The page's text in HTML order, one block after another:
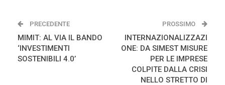
PRECEDENTE
MIMIT: AL VIA IL BANDO
‘INVESTIMENTI
SOSTENIBILI 4.0’
PROSSIMO
INTERNAZIONALIZZAZI
ONE: DA SIMEST MISURE
PER LE IMPRESE
COLPITE DALLA CRISI
NELLO STRETTO DI